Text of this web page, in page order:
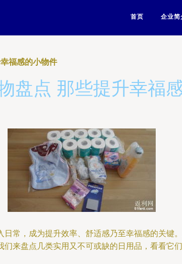
首页 企业简
福感的小物件
盘点 那些提升幸福
常，成为提升效率、舒适感乃至幸福感的关键
来盘点几类实用又不可或缺的日用品，看看它